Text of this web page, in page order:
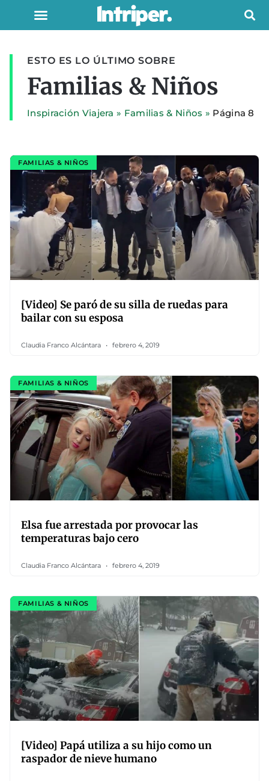
ESTO ES LO ÚLTIMO SOBRE
Familias & Niños
Inspiración Viajera » Familias & Niños » Página 8
FAMILIAS & NIÑOS
[Video] Se paró de su silla de ruedas para
bailar con su esposa
Claudia Franco Alcántara febrero 4, 2019
FAMILIAS & NIÑOS
Elsa fue arrestada por provocar las
temperaturas bajo cero
Claudia Franco Alcántara febrero 4, 2019
FAMILIAS & NIÑOS
[Video] Papá utiliza a su hijo como un
raspador de nieve humano